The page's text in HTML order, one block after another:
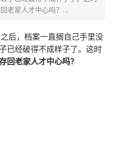
老家人才中心吗？...
，档案一直搁自己手里没
已经破得不成样子了。这时
回老家人才中心吗？